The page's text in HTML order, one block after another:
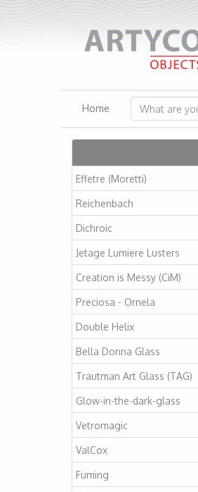
Home
Effetre (Moretti)
Reichenbach
Dichroic
Jetage Lumiere Lusters
Creation is Messy (CiM)
Preciosa - Ornela
Double Helix
Bella Donna Glass
Trautman Art Glass (TAG)
Glow-in-the-dark-glass
Vetromagic
ValCox
Fuming